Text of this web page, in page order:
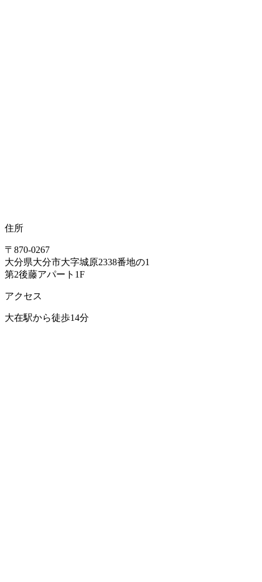
住所
〒870-0267
大分県大分市大字城原2338番地の1
第2後藤アパート1F
アクセス
大在駅から徒歩14分